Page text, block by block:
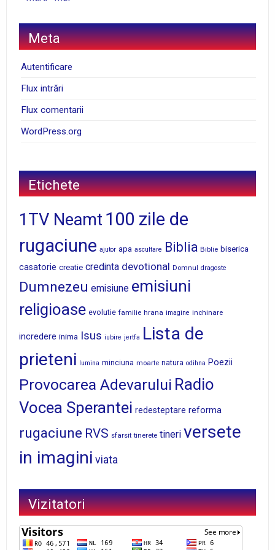
Meta
Autentificare
Flux intrări
Flux comentarii
WordPress.org
Etichete
1TV Neamt 100 zile de
rugaciune ajutor apa ascultare Biblia Biblie biserica
casatorie creatie credinta devotional Domnul dragoste
Dumnezeu emisiune emisiuni
religioase evolutie familie hrana imagine inchinare
incredere inima Isus iubire jertfa Lista de
prieteni
lumina minciuna moarte natura odihna Poezii
Provocarea Adevarului Radio
Vocea Sperantei redesteptare reforma
rugaciune RVS sfarsit tinerete tineri versete
in imagini viata
Vizitatori